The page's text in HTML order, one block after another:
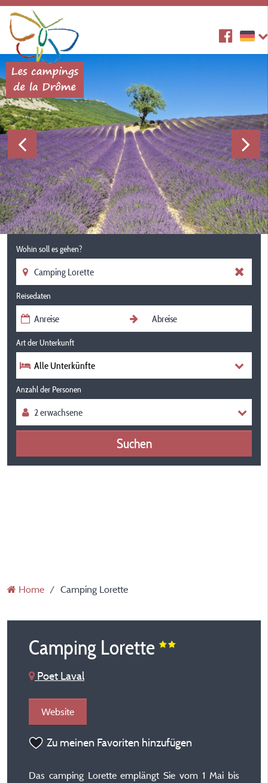
Wohin soll es gehen?
Reisedaten
Art der Unterkunft
Alle Unterkünfte
Anzahl der Personen
Suchen
Home Camping Lorette
Camping Lorette
Poet Laval
Website
Zu meinen Favoriten hinzufügen
Das camping Lorette emplängt Sie vom 1 Mai bis